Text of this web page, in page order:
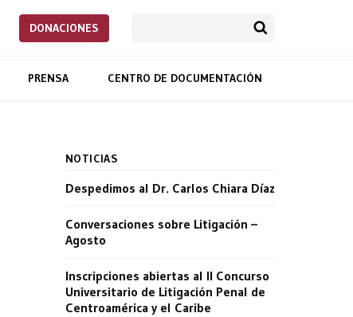
DONACIONES
PRENSA CENTRO DE DOCUMENTACIÓN
NOTICIAS
Despedimos al Dr. Carlos Chiara Díaz
Conversaciones sobre Litigación –
Agosto
Inscripciones abiertas al II Concurso
Universitario de Litigación Penal de
Centroamérica y el Caribe